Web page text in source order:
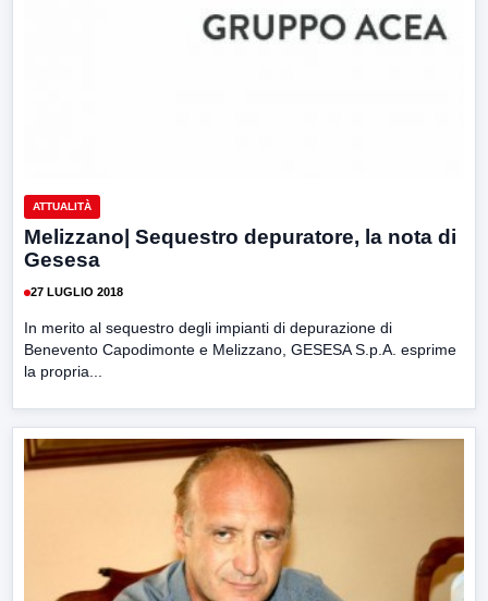
ATTUALITÀ
Melizzano| Sequestro depuratore, la nota di
Gesesa
27 LUGLIO 2018
In merito al sequestro degli impianti di depurazione di
Benevento Capodimonte e Melizzano, GESESA S.p.A. esprime
la propria...